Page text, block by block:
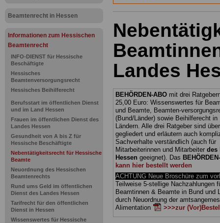
Beamtenrecht in Hessen
Informationen zum Hessischen
Beamtenrecht
INFO-DIENST für Hessische
Beschäftigte
Hessisches
Beamtenversorgungsrecht
Hessisches Beihilferecht
Berufsstart im öffentlichen Dienst
und im Land Hessen
Frauen im öffentlichen Dienst des
Landes Hessen
Gesundheit von A bis Z für
Hessische Beschäftigte
Nebentätigkeitsrecht für Hessische
Beamte
Neuordnung des Hessischen
Beamtenrechts
Rund ums Geld im öffentlichen
Dienst des Landes Hessen
Tarifrecht für den öffentlichen
Dienst in Hessen
Wissenswertes für Hessische
Landes
BEHÖRDEN-ABO mit drei
25,00 Euro: Wissenswertes für
und Beamte, Beamten-
(Bund/Länder) sowie Beihilferecht in
Ländern. Alle drei Ratgeber sind
gegliedert und erläutern auch
Sachverhalte verständlich (auch für
Mitarbeiterinnen und Mitarbeiter des
Hessen geeignet). Das
kann hier bestellt werden
ACHTUNG Neue Broschüre zum
Teilweise 5-stellige Nachzahlungen
Beamtinnen & Beamte in Bund und
durch Neuordnung der
Alimentation
>>>zur